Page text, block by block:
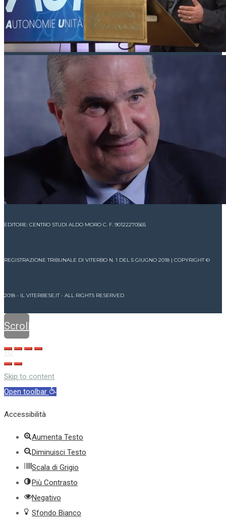
EDITORE: CENTRO STUDI ALDO MORO C. F. 90122270565
REGISTRAZIONE TRIBUNALE DI VITERBO N. 1 DEL 5 GIUGNO 2018 | COPYRIGHT ©
2018 - IL VITERBESE.IT - ALL RIGHTS RESERVED
Scroll
to
top
Skip to content
Open toolbar
Accessibilità
Aumenta Testo
Diminuisci Testo
Scala di Grigio
Più Contrasto
Negativo
Sfondo Bianco